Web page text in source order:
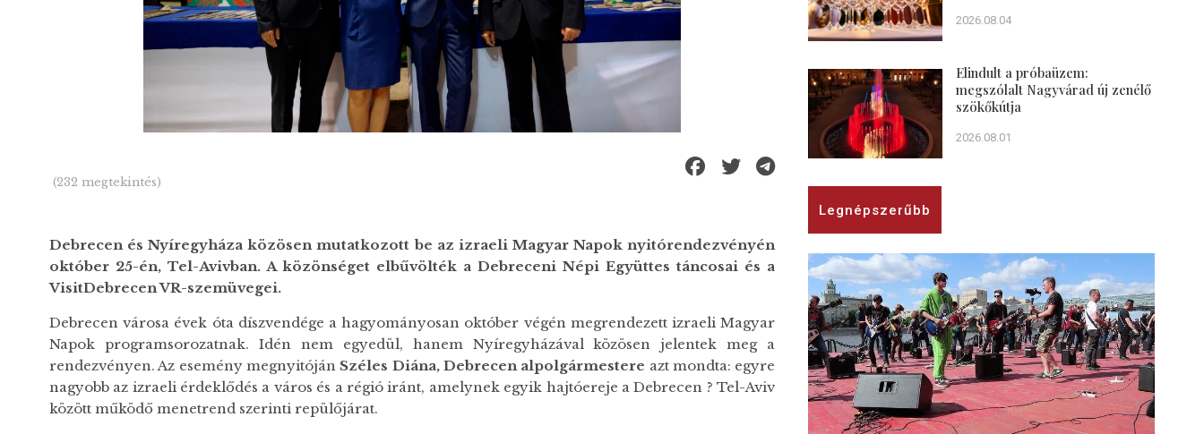
(232 megtekintés)
Debrecen és Nyíregyháza közösen mutatkozott be az izraeli Magyar Napok nyitórendezvényén
október 25-én, Tel-Avivban. A közönséget elbűvölték a Debreceni Népi Együttes táncosai és a
VisitDebrecen VR-szemüvegei.
Debrecen városa évek óta díszvendége a hagyományosan október végén megrendezett izraeli Magyar
Napok programsorozatnak. Idén nem egyedül, hanem Nyíregyházával közösen jelentek meg a
rendezvényen. Az esemény megnyitóján Széles Diána, Debrecen alpolgármestere azt mondta: egyre
nagyobb az izraeli érdeklődés a város és a régió iránt, amelynek egyik hajtóereje a Debrecen ? Tel-Aviv
között működő menetrend szerinti repülőjárat.
2026.08.04
Elindult a próbaüzem:
megszólalt Nagyvárad új zenélő
szökőkútja
2026.08.01
Legnépszerűbb